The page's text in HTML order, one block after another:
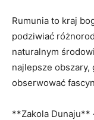
Rumunia to kraj
podziwiać
naturalnym
najlepsze
obserwować
**Zakola Dunaju**